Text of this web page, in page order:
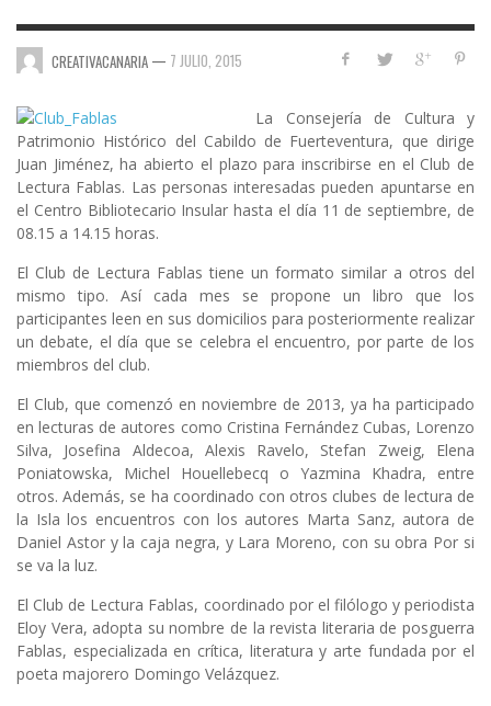
CREATIVACANARIA — 7 JULIO, 2015
La Consejería de Cultura y
Patrimonio Histórico del Cabildo de Fuerteventura, que dirige
Juan Jiménez, ha abierto el plazo para inscribirse en el Club de
Lectura Fablas. Las personas interesadas pueden apuntarse en
el Centro Bibliotecario Insular hasta el día 11 de septiembre, de
08.15 a 14.15 horas.
El Club de Lectura Fablas tiene un formato similar a otros del
mismo tipo. Así cada mes se propone un libro que los
participantes leen en sus domicilios para posteriormente realizar
un debate, el día que se celebra el encuentro, por parte de los
miembros del club.
El Club, que comenzó en noviembre de 2013, ya ha participado
en lecturas de autores como Cristina Fernández Cubas, Lorenzo
Silva, Josefina Aldecoa, Alexis Ravelo, Stefan Zweig, Elena
Poniatowska, Michel Houellebecq o Yazmina Khadra, entre
otros. Además, se ha coordinado con otros clubes de lectura de
la Isla los encuentros con los autores Marta Sanz, autora de
Daniel Astor y la caja negra, y Lara Moreno, con su obra Por si
se va la luz.
El Club de Lectura Fablas, coordinado por el filólogo y periodista
Eloy Vera, adopta su nombre de la revista literaria de posguerra
Fablas, especializada en crítica, literatura y arte fundada por el
poeta majorero Domingo Velázquez.